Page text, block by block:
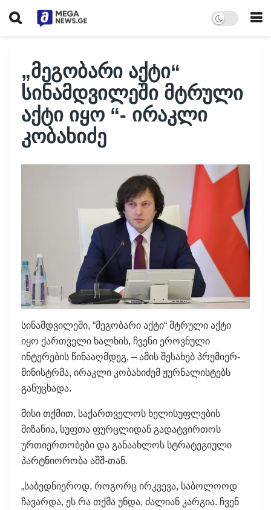
„მეგობარი აქტი“
სინამდვილეში მტრული
აქტი იყო “- ირაკლი
კობახიძე
სინამდვილეში, “მეგობარი აქტი“ მტრული აქტი
იყო ქართველი ხალხის, ჩვენი ეროვნული
ინტერების წინააღმდეგ, – ამის შესახებ პრემიერ-
მინისტრმა, ირაკლი კობახიძემ ჟურნალისტებს
განუცხადა.
მისი თქმით, საქართველოს ხელისუფლების
მიზანია, სუფთა ფურცლიდან გადატვირთოს
ურთიერთობები და განაახლოს სტრატეგიული
პარტნიორობა აშშ-თან.
„საბედნიეროდ, როგორც ირკვევა, საბოლოოდ
ჩავარდა, ეს რა თქმა უნდა, ძალიან კარგია. ჩვენ